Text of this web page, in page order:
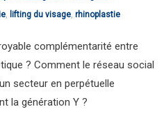
, lifting du visage,rhinoplastie
complémentarité entre
? Comment le réseau social
secteur en perpétuelle
la génération Y ?